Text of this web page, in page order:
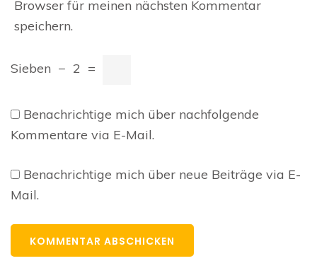
Browser für meinen nächsten Kommentar
speichern.
Sieben − 2 =
Benachrichtige mich über nachfolgende
Kommentare via E-Mail.
Benachrichtige mich über neue Beiträge via E-
Mail.